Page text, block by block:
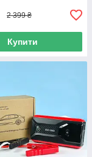
2 399 ₴
Купити